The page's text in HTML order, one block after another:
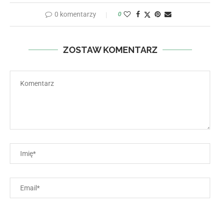
0 komentarzy 0
ZOSTAW KOMENTARZ